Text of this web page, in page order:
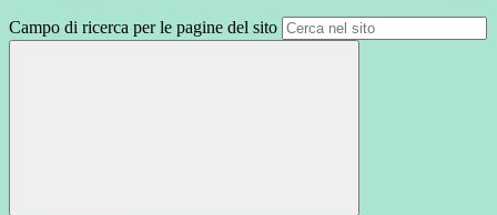
Campo di ricerca per le pagine del sito